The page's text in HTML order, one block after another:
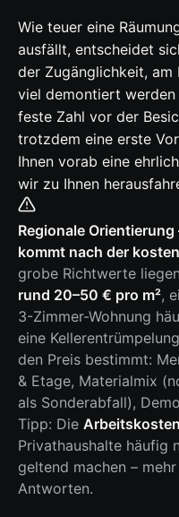
Wie teuer eine
ausfällt, entscheidet
der Zugänglichkeit,
viel demontiert werden
feste Zahl vor der
trotzdem eine erste
Ihnen vorab eine
wir zu Ihnen
Regionale
kommt nach der
grobe Richtwerte
rund 20–50 € pro m²,
3-Zimmer-Wohnung
eine
den Preis bestimmt:
& Etage, Materialmix
als Sonderabfall),
Tipp: Die Arbeitskosten
Privathaushalte häufig
geltend machen –
Antworten.